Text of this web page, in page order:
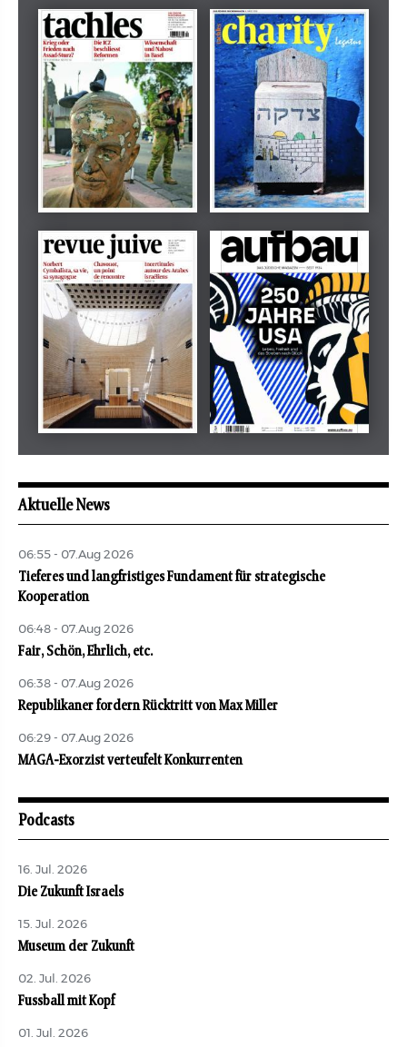
Dezember 2024
tachles
März 2026
Beilage
revue juive aufbau
Aktuelle News
06:55 - 07.Aug 2026
Tieferes und langfristiges Fundament für strategische
Kooperation
06:48 - 07.Aug 2026
Fair, Schön, Ehrlich, etc.
06:38 - 07.Aug 2026
Republikaner fordern Rücktritt von Max Miller
06:29 - 07.Aug 2026
MAGA-Exorzist verteufelt Konkurrenten
Podcasts
16. Jul. 2026
Die Zukunft Israels
15. Jul. 2026
Museum der Zukunft
02. Jul. 2026
Fussball mit Kopf
01. Jul. 2026